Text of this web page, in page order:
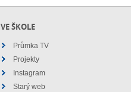
VE ŠKOLE
Průmka TV
Projekty
Instagram
Starý web